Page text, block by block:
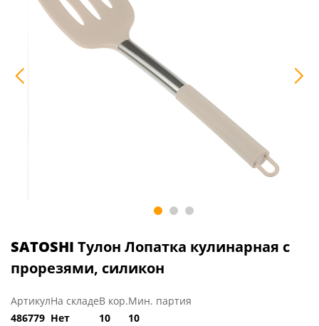
SATOSHI Тулон Лопатка кулинарная с
прорезями, силикон
Артикул
486779
На складе
Нет
В кор.
10
Мин. партия
10